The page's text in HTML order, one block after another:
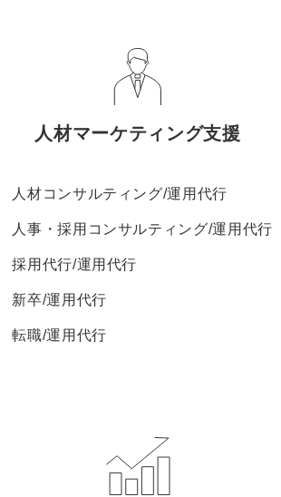
人材マーケティング支援
人材コンサルティング/運用代行
人事・採用コンサルティング/運用代行
採用代行/運用代行
新卒/運用代行
転職/運用代行